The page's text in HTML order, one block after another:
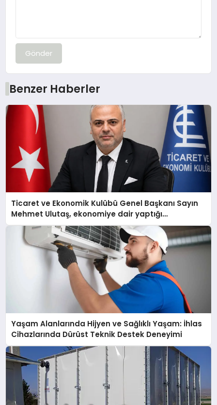
Gönder
Benzer Haberler
Ticaret ve Ekonomik Kulübü Genel Başkanı Sayın
Mehmet Ulutaş, ekonomiye dair yaptığı
açıklamada şunları kaydetti:
Yaşam Alanlarında Hijyen ve Sağlıklı Yaşam: İhlas
Cihazlarında Dürüst Teknik Destek Deneyimi